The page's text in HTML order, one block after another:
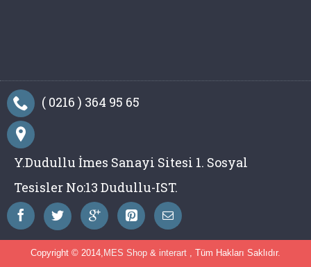
( 0216 ) 364 95 65
Y.Dudullu İmes Sanayi Sitesi 1. Sosyal
Tesisler No:13 Dudullu-IST.
Copyright © 2014, MES Shop & interart , Tüm Hakları Saklıdır.